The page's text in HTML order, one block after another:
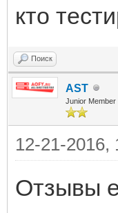
кто
Поиск
AST
Junior Member
12-21-2016,
Отзывы